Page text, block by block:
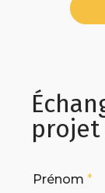
Prénom *